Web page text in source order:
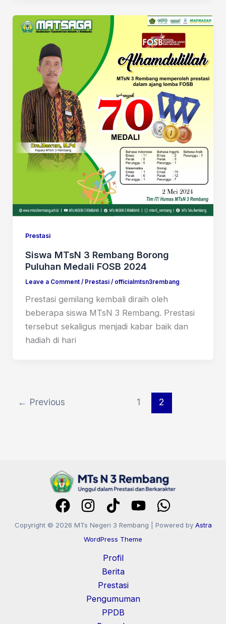
Prestasi
Siswa MTsN 3 Rembang Borong
Puluhan Medali FOSB 2024
Leave a Comment / Prestasi/ officialmtsn3rembang
Prestasi gemilang kembali diraih oleh
beberapa siswa MTsN 3 Rembang. Prestasi
tersebut sekaligus menjadi kabar baik dan
hadiah di hari
← Previous 1 2
Copyright © 2026 MTs Negeri 3 Rembang | Powered by Astra
WordPress Theme
Profil
Berita
Prestasi
Pengumuman
PPDB